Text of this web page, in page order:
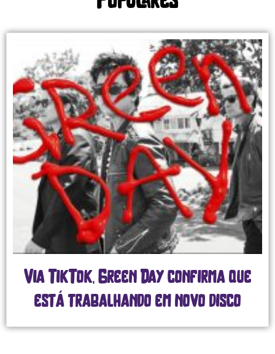
Via TikTok, Green Day confirma que
está trabalhando em novo disco